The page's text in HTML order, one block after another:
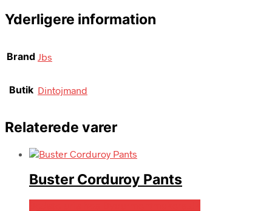
Yderligere information
Brand Jbs
Butik Dintojmand
Relaterede varer
Buster Corduroy Pants